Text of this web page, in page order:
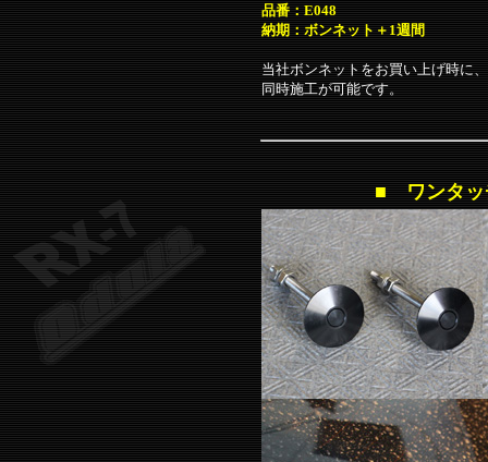
品番：E048
納期：ボンネット＋1週間
当社ボンネットをお買い上げ時に、
同時施工が可能です。
■ワンタッ